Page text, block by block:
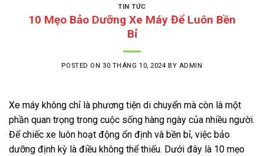
TIN TỨC
10 Mẹo Bảo Dưỡng Xe Máy Để Luôn Bền
Bỉ
POSTED ON 30 THÁNG 10, 2024 BY ADMIN
Xe máy không chỉ là phương tiện di chuyển mà còn là một
phần quan trọng trong cuộc sống hàng ngày của nhiều người.
Để chiếc xe luôn hoạt động ổn định và bền bỉ, việc bảo
dưỡng định kỳ là điều không thể thiếu. Dưới đây là 10 mẹo